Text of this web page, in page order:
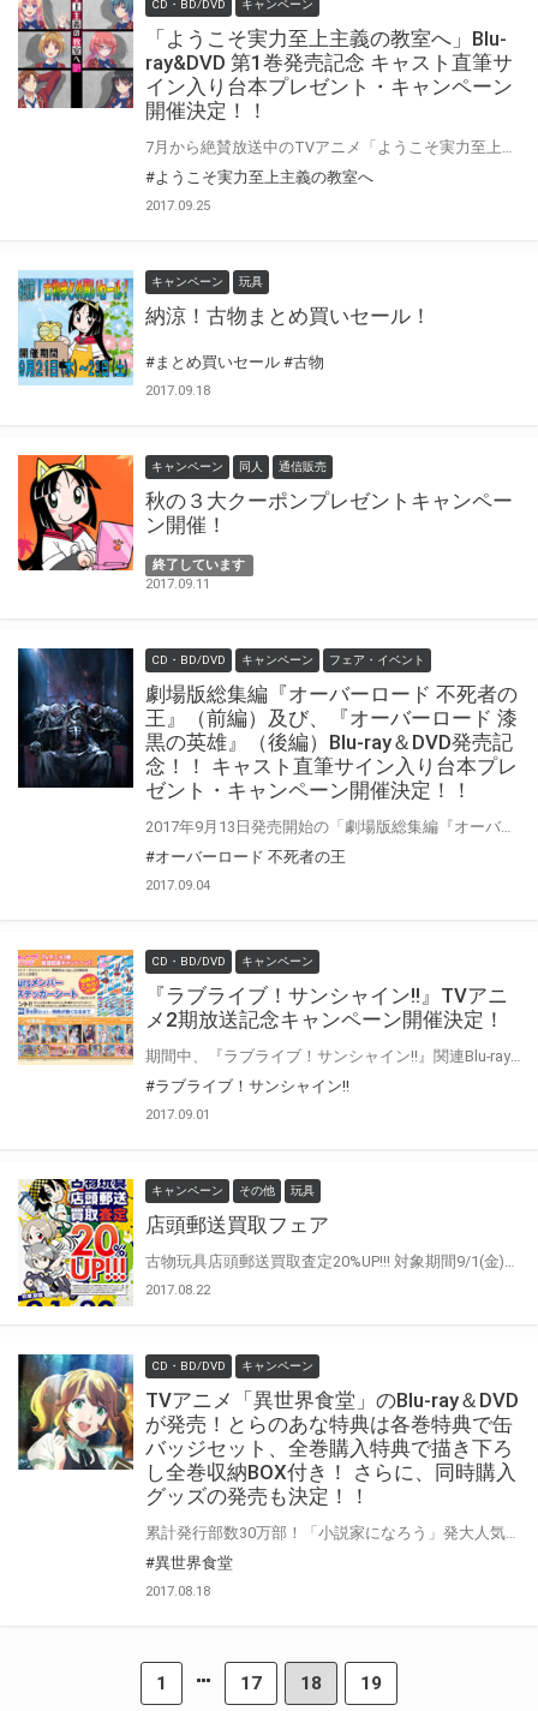
CD・BD/DVD キャンペーン
「ようこそ実力至上主義の教室へ」Blu-
ray&DVD 第1巻発売記念 キャスト直筆サ
イン入り台本プレゼント・キャンペーン
開催決定！！
#ようこそ実力至上主義の教室へ
2017.09.25
キャンペーン 玩具
納涼！古物まとめ買いセール！
#まとめ買いセール #古物
2017.09.18
キャンペーン 同人 通信販売
秋の３大クーポンプレゼントキャンペー
ン開催！
終了しています
2017.09.11
CD・BD/DVD キャンペーン フェア・イベント
劇場版総集編『オーバーロード 不死者の
王』（前編）及び、『オーバーロード 漆
黒の英雄』（後編）Blu-ray＆DVD発売記
念！！ キャスト直筆サイン入り台本プレ
ゼント・キャンペーン開催決定！！
#オーバーロード 不死者の王
2017.09.04
CD・BD/DVD キャンペーン
『ラブライブ！サンシャイン!!』TVアニ
メ2期放送記念キャンペーン開催決定！
#ラブライブ！サンシャイン!!
2017.09.01
キャンペーン その他 玩具
店頭郵送買取フェア
2017.08.22
CD・BD/DVD キャンペーン
TVアニメ「異世界食堂」のBlu-ray＆DVD
が発売！とらのあな特典は各巻特典で缶
バッジセット、全巻購入特典で描き下ろ
し全巻収納BOX付き！ さらに、同時購入
グッズの発売も決定！！
#異世界食堂
2017.08.18
1 17 18 19